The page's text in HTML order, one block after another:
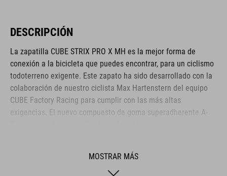
DESCRIPCIÓN
La zapatilla CUBE STRIX PRO X MH es la mejor forma de
conexión a la bicicleta que puedes encontrar, para un ciclismo
todoterreno exigente. Este zapato ha sido desarrollado con la
colaboración de nuestro ciclista Max Hartenstern del equipo
CUBE Factory Racing para cumplir con las más altas
exigencias. El nuevo compuesto de goma superadherente A-
rigidez ideal para un pedaleo eficiente y, al mismo tiempo,
garantiza flexibilidad suficiente para un control óptimo de la
MOSTRAR MÁS